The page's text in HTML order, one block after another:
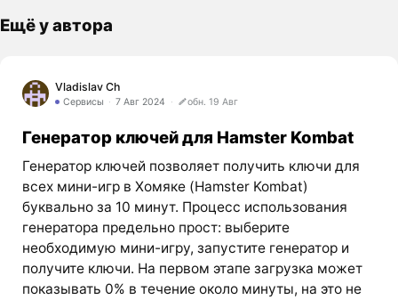
Ещё у автора
Vladislav Ch
Сервисы 7 Авг 2024 обн. 19 Авг
Генератор ключей для Hamster Kombat
Генератор ключей позволяет получить ключи для
всех мини-игр в Хомяке (Hamster Kombat)
буквально за 10 минут. Процесс использования
генератора предельно прост: выберите
необходимую мини-игру, запустите генератор и
получите ключи. На первом этапе загрузка может
показывать 0% в течение около минуты, на это не